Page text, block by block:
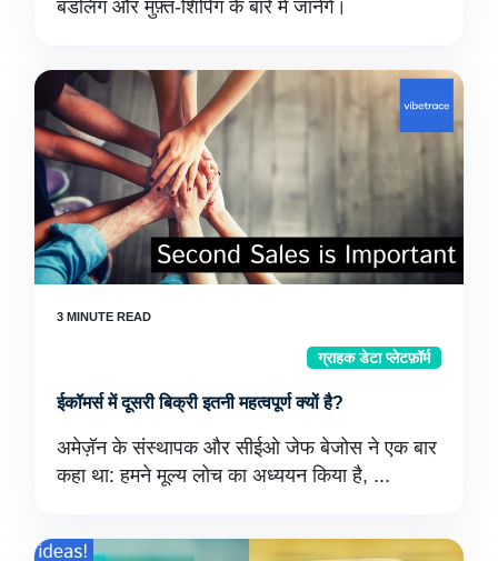
बंडलिंग और मुफ़्त-शिपिंग के बारे में जानेंगे।
ग्राहक डेटा प्लेटफ़ॉर्म
ईकॉमर्स में दूसरी बिक्री इतनी महत्वपूर्ण क्यों है?
अमेज़ॅन के संस्थापक और सीईओ जेफ बेजोस ने एक बार
कहा था: हमने मूल्य लोच का अध्ययन किया है, ...